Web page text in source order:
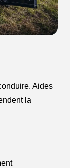
Aides
la